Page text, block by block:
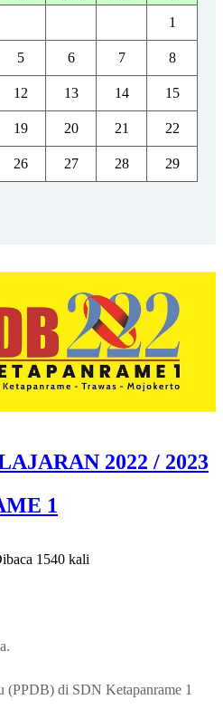
1
5 6 7 8
12 13 14 15
19 20 21 22
26 27 28 29
2022 / 2023
1
1540 kali
(PPDB) di SDN Ketapanrame 1